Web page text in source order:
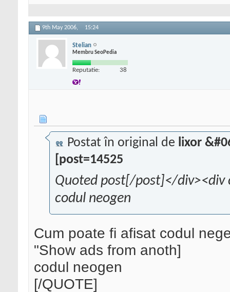
9th May 2006, 15:24
Stelian
Membru SeoPedia
Reputatie: 38
Postat în original de lixor
[post=14525
Quoted post[/post]</div><div
codul neogen
Cum poate fi afisat codul
"Show ads from anoth]
codul neogen
[/QUOTE]